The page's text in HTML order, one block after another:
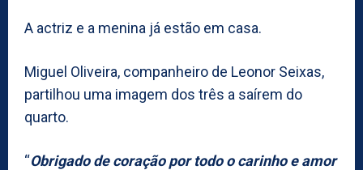
A actriz e a menina já estão em casa.
Miguel Oliveira, companheiro de Leonor Seixas,
partilhou uma imagem dos três a saírem do
quarto.
“Obrigado de coração por todo o carinho e amor